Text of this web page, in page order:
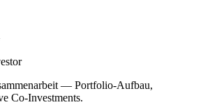
— Portfolio-Aufbau,
Co-Investments.